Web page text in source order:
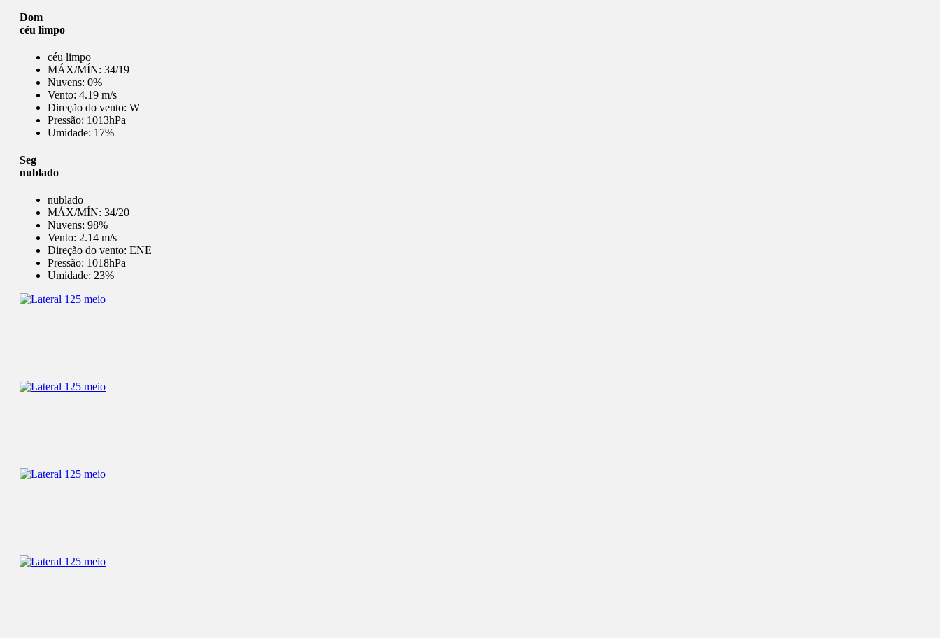
Dom
céu limpo
céu limpo
MÁX/MÍN: 34/19
Nuvens: 0%
Vento: 4.19 m/s
Direção do vento: W
Pressão: 1013hPa
Umidade: 17%
Seg
nublado
nublado
MÁX/MÍN: 34/20
Nuvens: 98%
Vento: 2.14 m/s
Direção do vento: ENE
Pressão: 1018hPa
Umidade: 23%